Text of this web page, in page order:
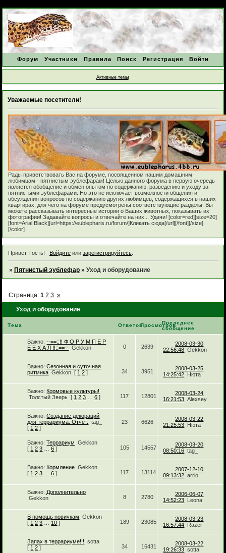
Форум Участники Правила Поиск Регистрация Войти
Активные темы
Уважаемые посетители!
Рады приветствовать Вас на форуме, посвященном нашим домашним
любимцам - пятнистым эублефарам! Целью данного форума в первую очередь
является обобщение и обмен опытом по содержанию, разведению и уходу за
пятнистыми эублефарами. Но это не исключает возможности общения и
обсуждения вопросов по содержанию других любимцев, содержащихся в наших
квартирах, для чего на форуме предусмотрены соответствующие разделы. Вы
можете рассказывать интересные истории о Ваших животных, показывать их
фотографии! Задавайте вопросы и отвечайте на них... Удачи! [color=red][size=20]
[font=Arial Black][url=https://eublepharis.ru/forum/]Кликать сюда[/url][/font][/size]
[/color]
Привет, Гость! Войдитеили зарегистрируйтесь.
» Пятнистый эублефар » Уход и оборудование
Уход и оборудование
Страница: 1 2 3 »
Тема ОтветовПросмотровПоследнее
сообщение
Важно: --==::!! Ф О Р У М П Е Р
Е Е Х А Л !!::==-- Gekkon 0 2639
2008-03-30
22:56:48 Gekkon
Важно: Сезонная и суточная
ритмика Gekkon [ 1 2 ] 34 3951
2008-03-25
14:25:42 Нюта
Важно: Кормовые культуры!
Толстый Зверь [ 1 2 3 6 ] 117 12801
2008-03-24
16:21:53 Alexsey
Важно: Создание декораций
для террариума. Отчёт.
tag_
[ 1 2 ]
23 6626
2008-03-22
21:25:53 Нюта
Важно: Террариум
Gekkon
[ 1 2 3 6 ] 105 14557
2008-03-20
08:50:16 tag_
Важно: Кормление Gekkon
[ 1 2 3 6 ] 117 13114
2007-12-10
09:13:32 arrio
Важно: Дополнительно
Gekkon
8 2780
2006-06-07
14:52:23 Leona
В помощь новичкам
Gekkon
[ 1 2 3 10 ] 189 23085
2008-03-23
16:57:44 Razer
Запах в террариуме!!!
sotta
[ 1 2 ] 34 16431
2008-03-22
19:26:33 sotta